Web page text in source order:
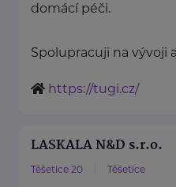
domácí péči.
Spolupracuji na vývoji a
https://tugi.cz/
LASKALA N&D s.r.o.
Těšetice 20 Těšetice